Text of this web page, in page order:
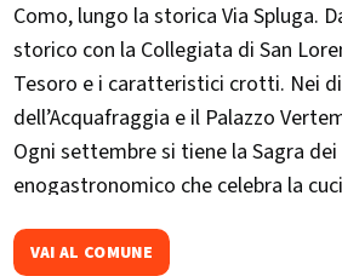
Como, lungo la storica Via Spluga.
storico con la Collegiata di San
Tesoro e i caratteristici crotti. Nei
dell’Acquafraggia e il Palazzo
Ogni settembre si tiene la Sagra
enogastronomico che celebra la
VAI AL COMUNE